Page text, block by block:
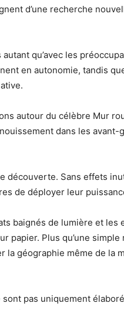
d’une recherche
qu’avec les
en autonomie, tandis
autour du célèbre Mur
dans les avant-
découverte. Sans effets
de déployer leur
baignés de lumière et les
papier. Plus qu’une
la géographie même de la
pas uniquement